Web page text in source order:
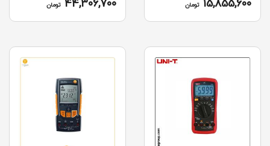
تومان تومان